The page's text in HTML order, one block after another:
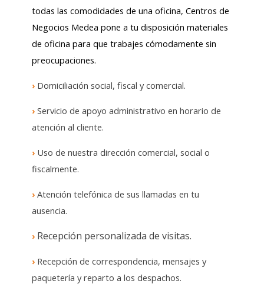
todas las comodidades de una oficina, Centros de
Negocios Medea pone a tu disposición materiales
de oficina para que trabajes cómodamente sin
preocupaciones.
› Domiciliación social, fiscal y comercial.
› Servicio de apoyo administrativo en horario de
atención al cliente.
› Uso de nuestra dirección comercial, social o
fiscalmente.
› Atención telefónica de sus llamadas en tu
ausencia.
› Recepción personalizada de visitas.
› Recepción de correspondencia, mensajes y
paquetería y reparto a los despachos.